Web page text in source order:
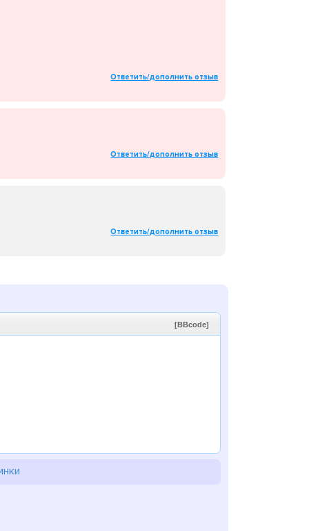
словами, Вы можете обучаться теории,
значительно уменьшается.
и автомобилями от нашей
поселка, мы предоставим Вам
Ответить/дополнить отзыв
Ответить/дополнить отзыв
Ответить/дополнить отзыв
[BBcode]